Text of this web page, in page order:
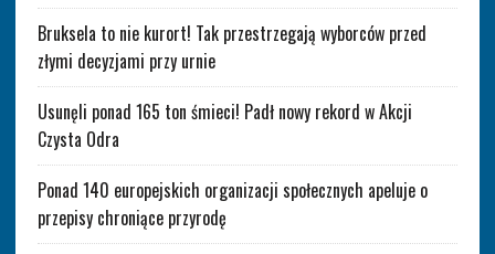
Bruksela to nie kurort! Tak przestrzegają wyborców przed
złymi decyzjami przy urnie
Usunęli ponad 165 ton śmieci! Padł nowy rekord w Akcji
Czysta Odra
Ponad 140 europejskich organizacji społecznych apeluje o
przepisy chroniące przyrodę